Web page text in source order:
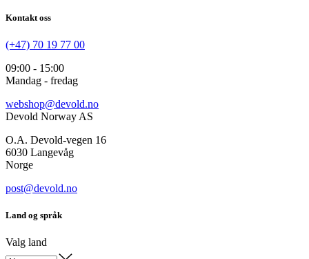
Kontakt oss
(+47) 70 19 77 00
09:00 - 15:00
Mandag - fredag
webshop@devold.no
Devold Norway AS
O.A. Devold-vegen 16
6030 Langevåg
Norge
post@devold.no
Land og språk
Valg land